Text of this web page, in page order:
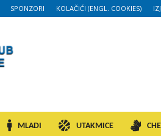
SPONZORI KOLAČIĆI (ENGL. COOKIES)
MLADI UTAKMICE